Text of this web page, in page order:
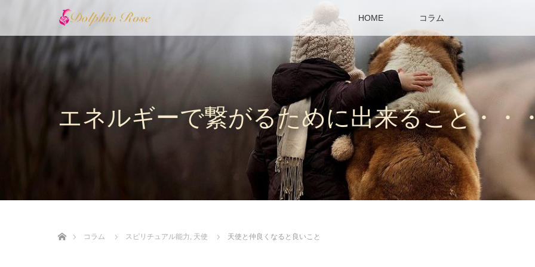
HOME コラム
エネルギーで繋がるために出来ること・・
コラム
スピリチュアル能力 , 天使 天使と仲良くなると良いこと